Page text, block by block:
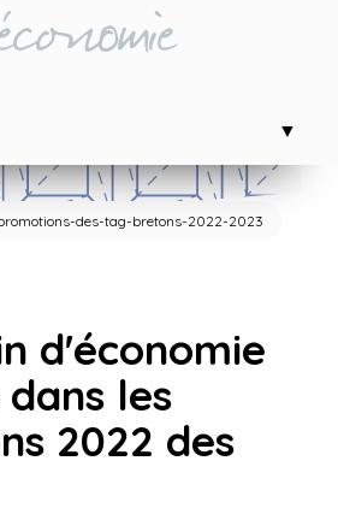
▼
des-tag-bretons-2022-2023
d'économie
les
2022 des